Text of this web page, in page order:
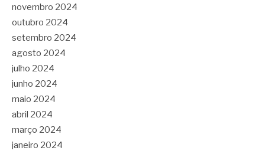
novembro 2024
outubro 2024
setembro 2024
agosto 2024
julho 2024
junho 2024
maio 2024
abril 2024
março 2024
janeiro 2024